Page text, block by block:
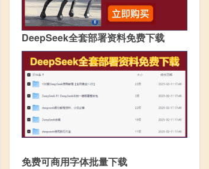
DeepSeek全套部署资料免费下载
免费可商用字体批量下载